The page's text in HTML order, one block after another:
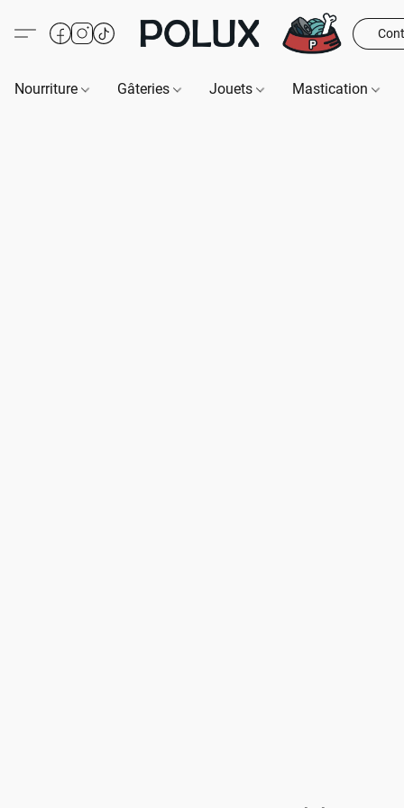
Nourriture Gâteries Jouets Mastication